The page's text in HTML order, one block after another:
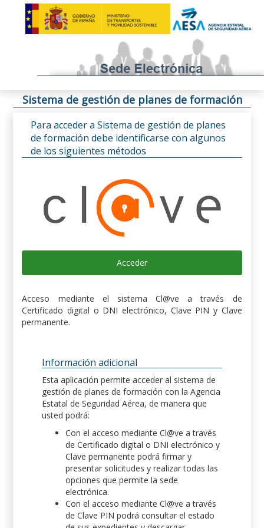
Sistema de gestión de planes de formación
Para acceder a Sistema de gestión de planes
de formación debe identificarse con algunos
de los siguientes métodos
Acceder
Acceso mediante el sistema Cl@ve a través de
Certificado digital o DNI electrónico, Clave PIN y Clave
permanente.
Información adicional
Esta aplicación permite acceder al sistema de
gestión de planes de formación con la Agencia
Estatal de Seguridad Aérea, de manera que
usted podrá:
Con el acceso mediante Cl@ve a través
de Certificado digital o DNI electrónico y
Clave permanente podrá firmar y
presentar solicitudes y realizar todas las
opciones que permite la sede
electrónica.
Con el acceso mediante Cl@ve a través
de Clave PIN podrá consultar el estado